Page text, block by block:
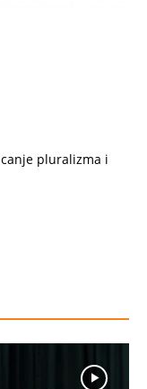
pluralizma i